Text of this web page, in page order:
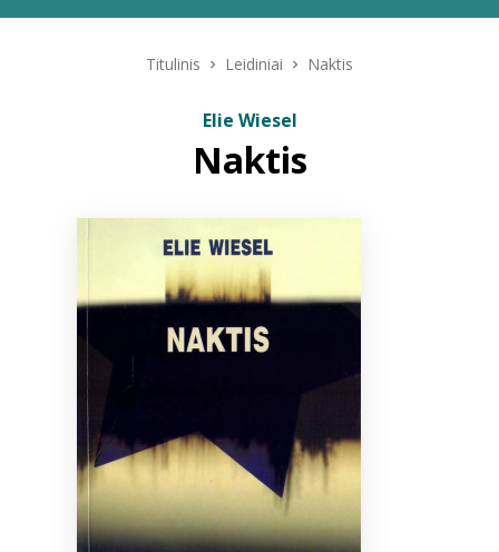
Bibliotekoms
+370 667 80 541
Titulinis Leidiniai Naktis
Elie Wiesel
Naktis